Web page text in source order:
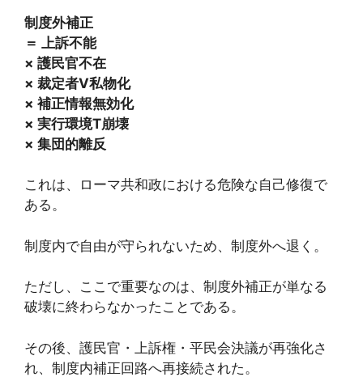
制度外補正
＝ 上訴不能
× 護民官不在
× 裁定者V私物化
× 補正情報無効化
× 実行環境T崩壊
× 集団的離反
これは、ローマ共和政における危険な自己修復で
ある。
制度内で自由が守られないため、制度外へ退く。
ただし、ここで重要なのは、制度外補正が単なる
破壊に終わらなかったことである。
その後、護民官・上訴権・平民会決議が再強化さ
れ、制度内補正回路へ再接続された。